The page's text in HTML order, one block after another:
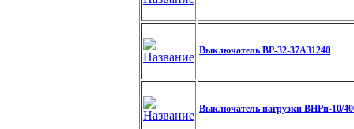
Выключатель ВР-32-37А31240
Выключатель нагрузки ВНРп-10/